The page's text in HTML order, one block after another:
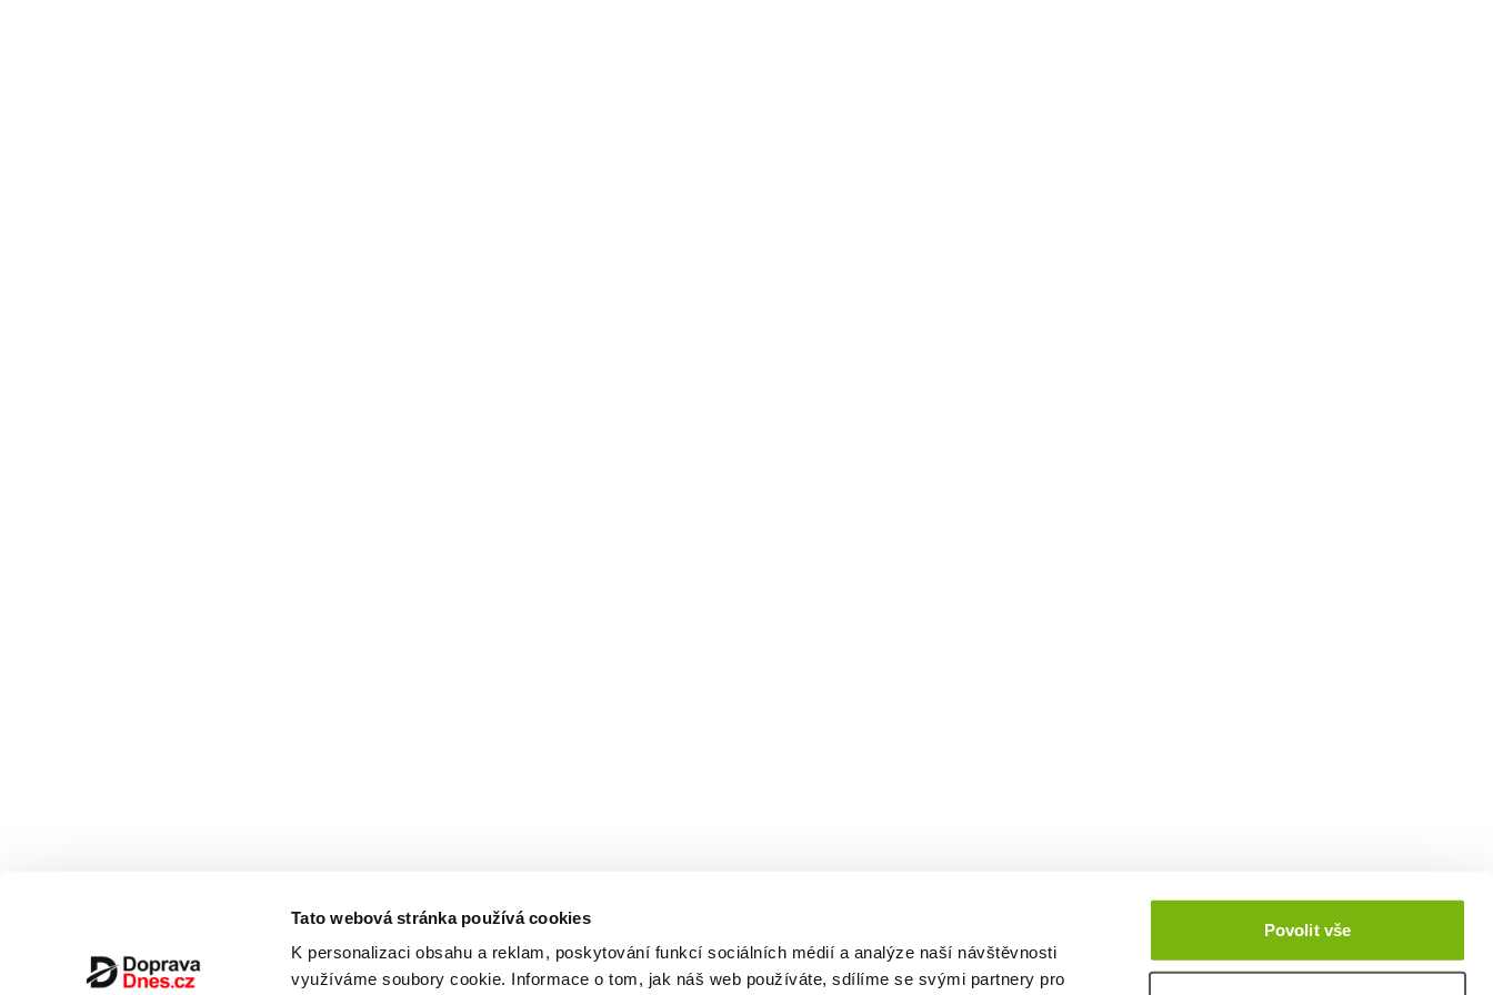
Tato webová stránka používá cookies
K personalizaci obsahu a reklam, poskytování funkcí sociálních médií a analýze naší návštěvnosti
využíváme soubory cookie. Informace o tom, jak náš web používáte, sdílíme se svými partnery pro
Povolit vše